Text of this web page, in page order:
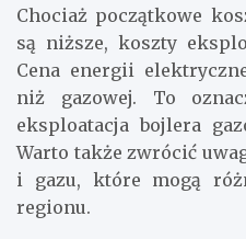
Chociaż początkowe
są niższe, koszty
Cena energii
niż gazowej. To
eksploatacja bojlera
Warto także zwrócić
i gazu, które mogą
regionu.